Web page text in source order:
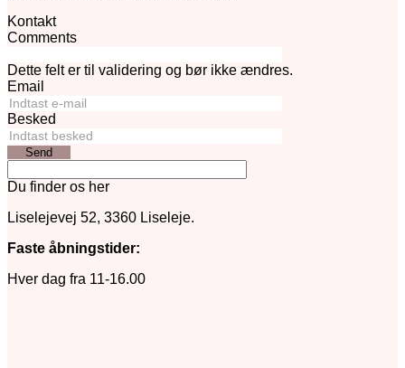
Kontakt
Comments
Dette felt er til validering og bør ikke ændres.
Email
Besked
Send
Du finder os her
Liselejevej 52, 3360 Liseleje.
Faste åbningstider:
Hver dag fra 11-16.00